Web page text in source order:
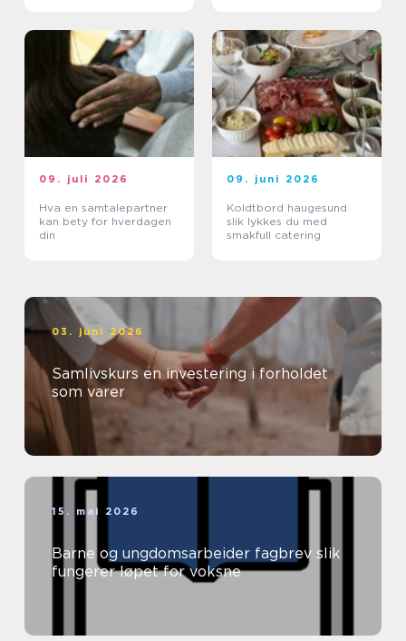
09. juli 2026
Hva en samtalepartner
kan bety for hverdagen
din
09. juni 2026
Koldtbord haugesund
slik lykkes du med
smakfull catering
03. juni 2026
Samlivskurs en investering i forholdet
som varer
15. mai 2026
Barne og ungdomsarbeider fagbrev slik
fungerer løpet for voksne